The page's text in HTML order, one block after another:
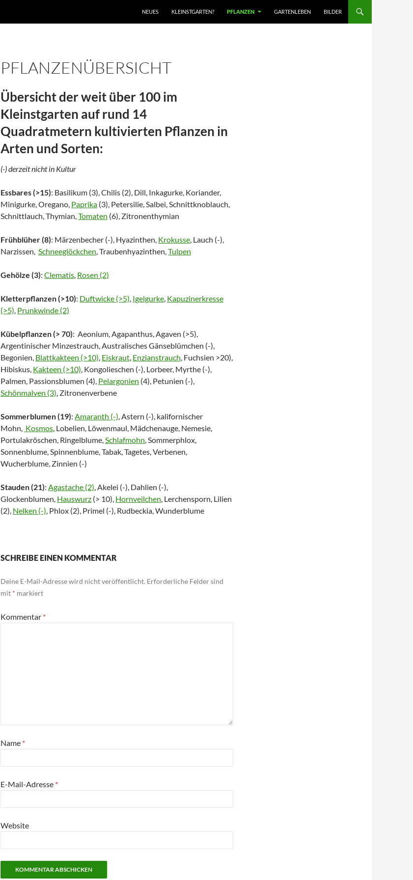
NEUES KLEINSTGARTEN? PFLANZEN GARTENLEBEN BILDER
PFLANZENÜBERSICHT
Übersicht der weit über 100 im
Kleinstgarten auf rund 14
Quadratmetern kultivierten Pflanzen in
Arten und Sorten:
(-) derzeit nicht in Kultur
Essbares (>15): Basilikum (3), Chilis (2), Dill, Inkagurke, Koriander,
Minigurke, Oregano, Paprika (3), Petersilie, Salbei, Schnittknoblauch,
Schnittlauch, Thymian,Tomaten (6), Zitronenthymian
Frühblüher (8): Märzenbecher (-), Hyazinthen, Krokusse, Lauch (-),
Narzissen, Schneeglöckchen, Traubenhyazinthen,Tulpen
Gehölze (3): Clematis, Rosen (2)
Kletterpflanzen (>10): Duftwicke (>5), Igelgurke, Kapuzinerkresse
(>5), Prunkwinde (2)
Kübelpflanzen (> 70): Aeonium, Agapanthus, Agaven (>5),
Argentinischer Minzestrauch, Australisches Gänseblümchen (-),
Begonien, Blattkakteen (>10), Eiskraut, Enzianstrauch, Fuchsien >20),
Hibiskus, Kakteen (>10), Kongolieschen (-), Lorbeer, Myrthe (-),
Palmen, Passionsblumen (4), Pelargonien (4), Petunien (-),
Schönmalven (3), Zitronenverbene
Sommerblumen (19): Amaranth (-), Astern (-), kalifornischer
Mohn, Kosmos, Lobelien, Löwenmaul, Mädchenauge, Nemesie,
Portulakröschen, Ringelblume,Schlafmohn, Sommerphlox,
Sonnenblume, Spinnenblume, Tabak, Tagetes, Verbenen,
Wucherblume, Zinnien (-)
Stauden (21): Agastache (2), Akelei (-), Dahlien (-),
Glockenblumen, Hauswurz (> 10), Hornveilchen, Lerchensporn, Lilien
(2), Nelken (-), Phlox (2), Primel (-), Rudbeckia, Wunderblume
SCHREIBE EINEN KOMMENTAR
Deine E-Mail-Adresse wird nicht veröffentlicht. Erforderliche Felder sind
mit * markiert
Kommentar *
Name *
E-Mail-Adresse *
Website